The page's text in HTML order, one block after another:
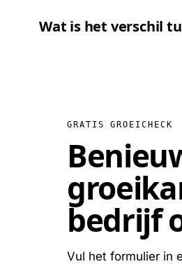
Wat is het verschil
GRATIS GROEICHECK
bedrijf
Vul het formulier in